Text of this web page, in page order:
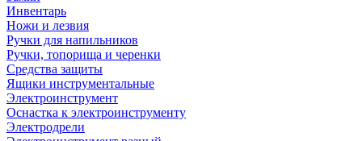
Инвентарь
Ножи и лезвия
Ручки для напильников
Ручки, топорища и черенки
Средства защиты
Ящики инструментальные
Электроинструмент
Оснастка к электроинструменту
Электродрели